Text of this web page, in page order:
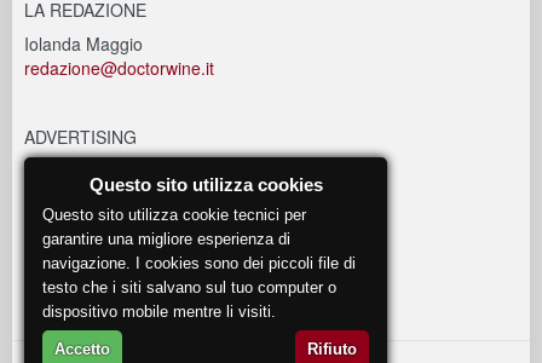
LA REDAZIONE
Iolanda Maggio
redazione@doctorwine.it
ADVERTISING
EVENTI
eventi@doctorwine.it
Questo sito utilizza cookies
Questo sito utilizza cookie tecnici per
garantire una migliore esperienza di
navigazione. I cookies sono dei piccoli file di
testo che i siti salvano sul tuo computer o
dispositivo mobile mentre li visiti.
Accetto Rifiuto